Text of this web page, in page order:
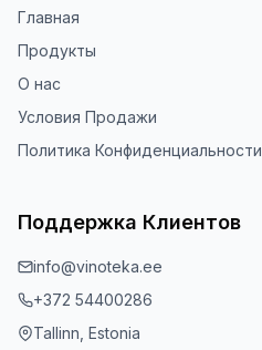
Главная
Продукты
О нас
Условия Продажи
Политика Конфиденциальности
Поддержка Клиентов
info@vinoteka.ee
+372 54400286
Tallinn, Estonia